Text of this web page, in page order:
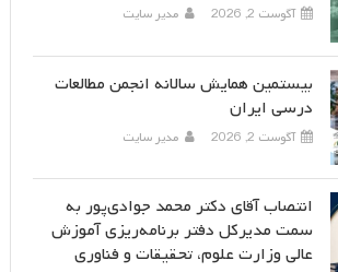
آگوست 2, 2026 مدیر سایت
بیستمین همایش سالانه انجمن مطالعات
درسی ایران
آگوست 2, 2026 مدیر سایت
انتصاب آقای دکتر محمد جوادی‌پور به
سمت مدیرکل دفتر برنامه‌ریزی آموزش
عالی وزارت علوم، تحقیقات و فناوری